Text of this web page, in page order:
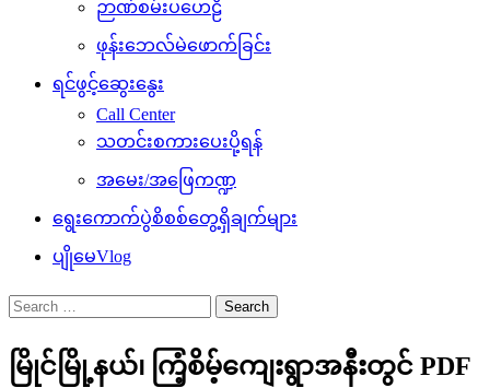
ဉာဏ်စမ်းပဟေဠိ
ဖုန်းဘေလ်မဲဖောက်ခြင်း
ရင်ဖွင့်ဆွေးနွေး
Call Center
သတင်းစကားပေးပို့ရန်
အမေး/အဖြေကဏ္ဍ
ရွေးကောက်ပွဲစိစစ်တွေ့ရှိချက်များ
ပျိုမေVlog
Search
for:
မြိုင်မြို့နယ်၊ ကြံ့စိမ့်ကျေးရွာအနီးတွင် PDF